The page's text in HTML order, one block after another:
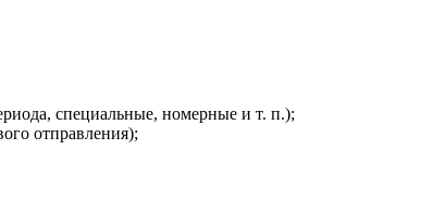
специальные, номерные и т. п.);
отправления);